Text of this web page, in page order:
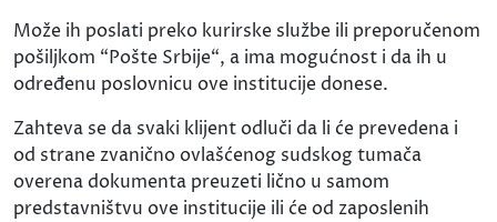
Može ih poslati preko kurirske službe ili preporučenom
pošiljkom “Pošte Srbije“, a ima mogućnost i da ih u
određenu poslovnicu ove institucije donese.
Zahteva se da svaki klijent odluči da li će prevedena i
od strane zvanično ovlašćenog sudskog tumača
overena dokumenta preuzeti lično u samom
predstavništvu ove institucije ili će od zaposlenih